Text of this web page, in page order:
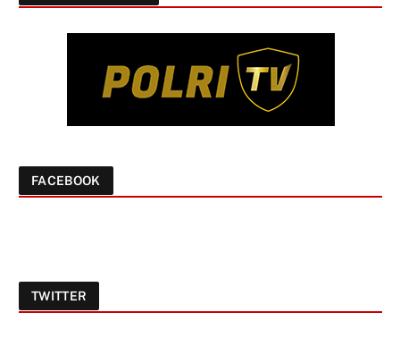
FACEBOOK
TWITTER